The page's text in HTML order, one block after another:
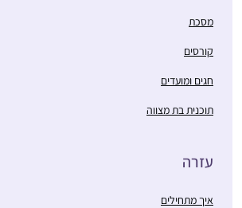
מסכת
קורסים
חגים ומועדים
תוכנית בת מצווה
עזרה
איך מתחילים